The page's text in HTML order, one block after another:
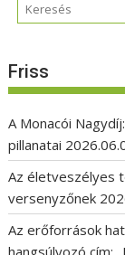
Friss
A Monacói
pillanatai
Az életveszélyes
versenyzőnek
Az erőforrások